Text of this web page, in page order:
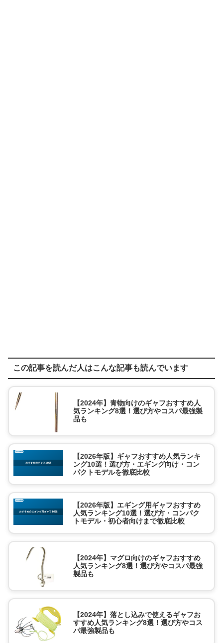
この記事を読んだ人はこんな記事も読んでいます
【2024年】青物向けのギャフおすすめ人
気ランキング8選！選び方やコスパ最強製
品も
【2026年版】ギャフおすすめ人気ランキ
ング10選！選び方・エギング向け・コン
パクトモデルを徹底比較
【2026年版】エギング用ギャフおすすめ
人気ランキング10選！選び方・コンパク
トモデル・初心者向けまで徹底比較
【2024年】マグロ向けのギャフおすすめ
人気ランキング8選！選び方やコスパ最強
製品も
【2024年】落とし込みで使えるギャフお
すすめ人気ランキング8選！選び方やコス
パ最強製品も